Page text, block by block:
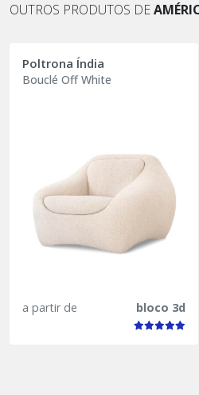
OUTROS PRODUTOS DE
Poltrona Índia
Bouclé Off White
a partir de bloco 3d